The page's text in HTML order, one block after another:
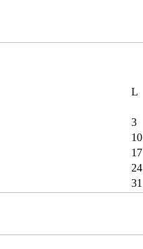
L
3
10
17
24
31